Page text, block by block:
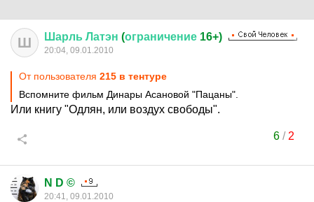
Ш Шарль Латэн (ограничение 16+)
20:04, 09.01.2010
От пользователя 215 в тентуре
Вспомните фильм Динары Асановой "Пацаны".
Или книгу "Одлян, или воздух свободы".
6/ 2
N D ©
20:41, 09.01.2010